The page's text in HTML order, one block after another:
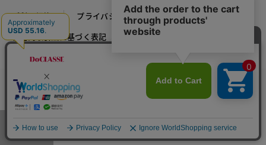
カラー・サイズを選択する
ご利用規約
プライバシーポリシー
特定商取引法に基づく表記
推奨環境
COPYRIGHT © DoCLASSE ALL RIGHTS RESERVED.